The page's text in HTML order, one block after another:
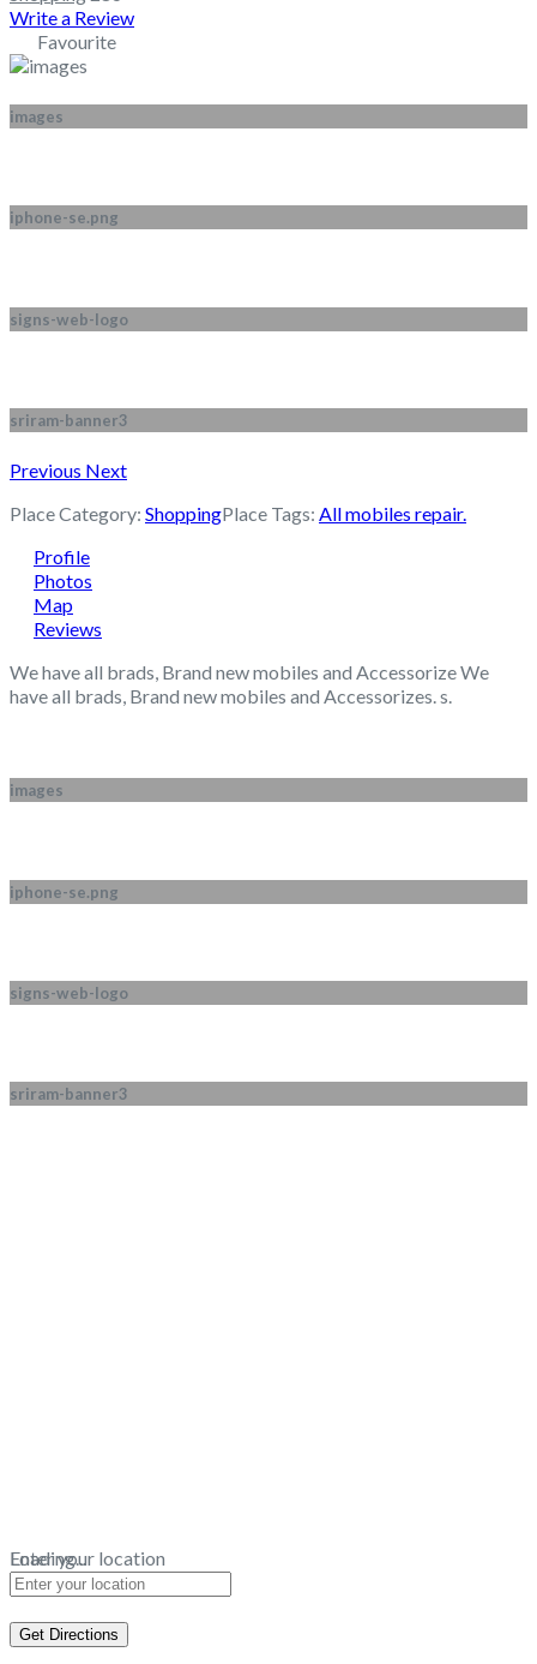
Write a Review
Favourite
images
iphone-se.png
signs-web-logo
sriram-banner3
Previous Next
Place Category: ShoppingPlace Tags: All mobiles repair.
Profile
Photos
Map
Reviews
We have all brads, Brand new mobiles and Accessorize We
have all brads, Brand new mobiles and Accessorizes. s.
images
iphone-se.png
signs-web-logo
sriram-banner3
Loading...
Enter your location
Get Directions